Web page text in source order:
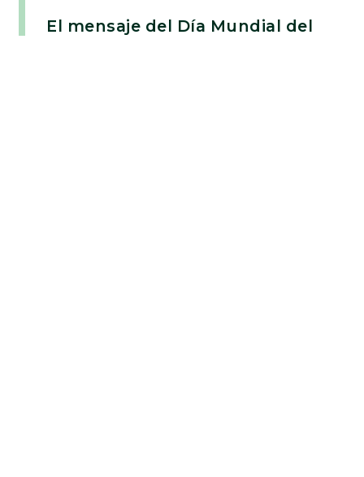
El mensaje del Día Mundial del